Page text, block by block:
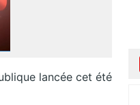
lancée cet été